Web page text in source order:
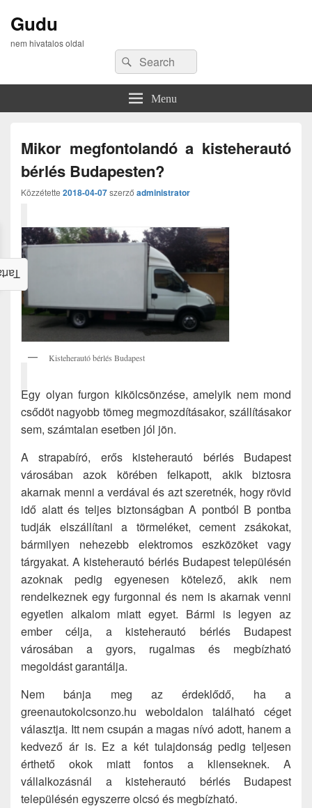
Gudu
nem hivatalos oldal
Search
for:
Search
Menu
Mikor megfontolandó a kisteherautó
bérlés Budapesten?
Közzétette 2018-04-07szerző administrator
Kisteherautó bérlés Budapest
Egy olyan furgon kikölcsönzése, amelyik nem mond
csődöt nagyobb tömeg megmozdításakor, szállításakor
sem, számtalan esetben jól jön.
A strapabíró, erős kisteherautó bérlés Budapest
városában azok körében felkapott, akik biztosra
akarnak menni a verdával és azt szeretnék, hogy rövid
idő alatt és teljes biztonságban A pontból B pontba
tudják elszállítani a törmeléket, cement zsákokat,
bármilyen nehezebb elektromos eszközöket vagy
tárgyakat. A kisteherautó bérlés Budapest településén
azoknak pedig egyenesen kötelező, akik nem
rendelkeznek egy furgonnal és nem is akarnak venni
egyetlen alkalom miatt egyet. Bármi is legyen az
ember célja, a kisteherautó bérlés Budapest
városában a gyors, rugalmas és megbízható
megoldást garantálja.
Nem bánja meg az érdeklődő, ha a
greenautokolcsonzo.hu weboldalon található céget
választja. Itt nem csupán a magas nívó adott, hanem a
kedvező ár is. Ez a két tulajdonság pedig teljesen
érthető okok miatt fontos a klienseknek. A
vállalkozásnál a kisteherautó bérlés Budapest
településén egyszerre olcsó és megbízható.